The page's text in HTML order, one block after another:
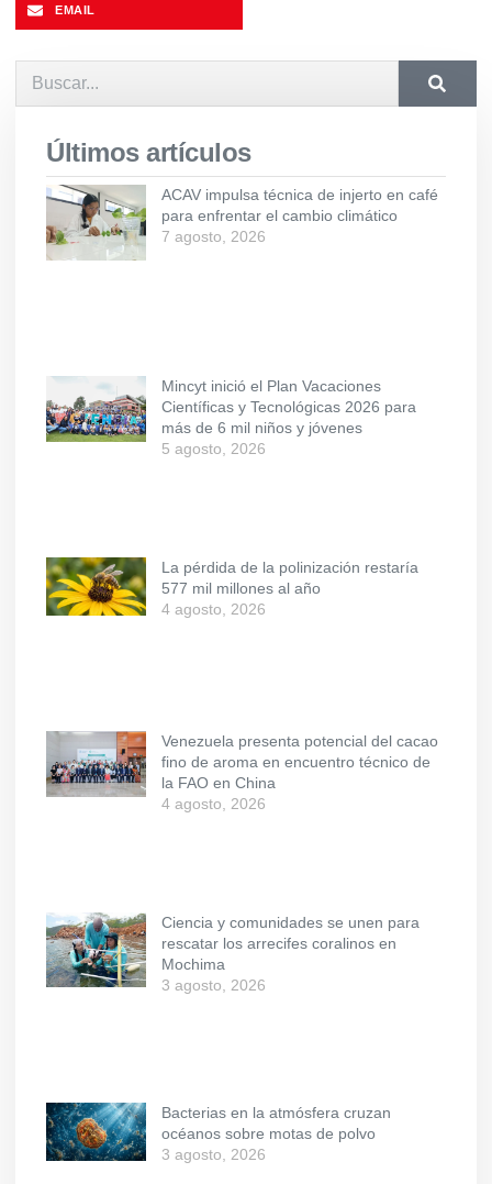
EMAIL
Últimos artículos
ACAV impulsa técnica de injerto en café
para enfrentar el cambio climático
7 agosto, 2026
Mincyt inició el Plan Vacaciones
Científicas y Tecnológicas 2026 para
más de 6 mil niños y jóvenes
5 agosto, 2026
La pérdida de la polinización restaría
577 mil millones al año
4 agosto, 2026
Venezuela presenta potencial del cacao
fino de aroma en encuentro técnico de
la FAO en China
4 agosto, 2026
Ciencia y comunidades se unen para
rescatar los arrecifes coralinos en
Mochima
3 agosto, 2026
Bacterias en la atmósfera cruzan
océanos sobre motas de polvo
3 agosto, 2026